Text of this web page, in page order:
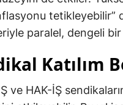
tetikleyebilir”
paralel, dengeli
Katılım
ve HAK-İŞ